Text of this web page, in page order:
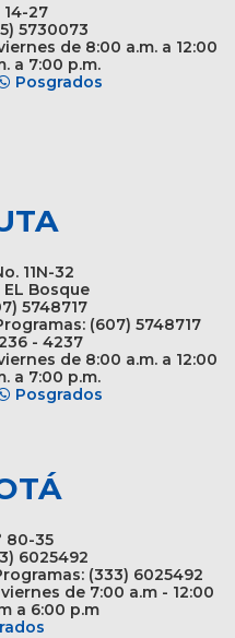
14-27
5730073
de 8:00 a.m. a 12:00
a 7:00 p.m.
Posgrados
11N-32
Bosque
5748717
(607) 5748717
- 4237
de 8:00 a.m. a 12:00
a 7:00 p.m.
Posgrados
80-35
6025492
(333) 6025492
de 7:00 a.m - 12:00
a 6:00 p.m